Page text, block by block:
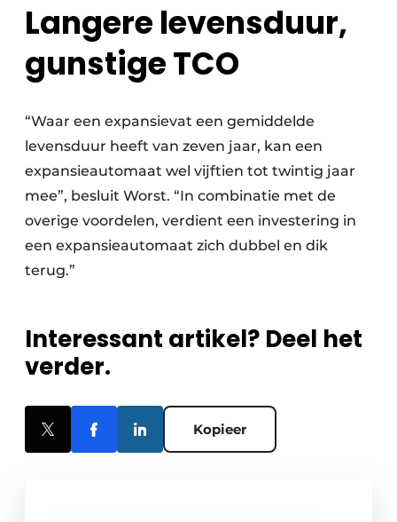
Langere levensduur,
gunstige TCO
“Waar een expansievat een gemiddelde
levensduur heeft van zeven jaar, kan een
expansieautomaat wel vijftien tot twintig jaar
mee”, besluit Worst. “In combinatie met de
overige voordelen, verdient een investering in
een expansieautomaat zich dubbel en dik
terug.”
Interessant artikel? Deel het
verder.
Kopieer